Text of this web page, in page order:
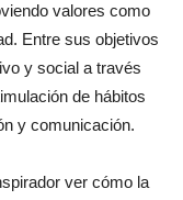
valores como
Entre sus objetivos
y social a través
de hábitos
y comunicación.
ver cómo la